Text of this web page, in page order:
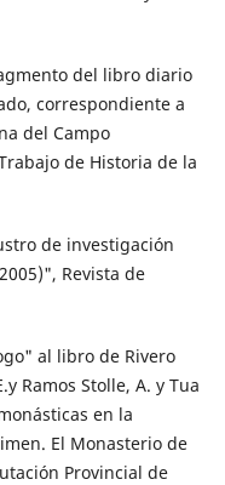
del libro diario
correspondiente a
del Campo
de Historia de la
de investigación
Revista de
al libro de Rivero
Ramos Stolle, A. y Tua
en la
El Monasterio de
Provincial de